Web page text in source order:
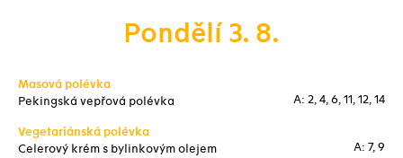
Pondělí 3. 8.
Masová polévka
Pekingská vepřová polévka
A: 2, 4, 6, 11, 12, 14
Vegetariánská polévka
Celerový krém s bylinkovým olejem
A: 7, 9